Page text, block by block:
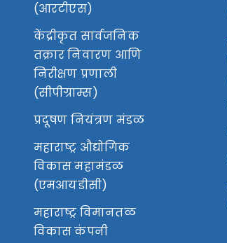
(आरटीएस)
केंद्रीकृत सार्वजनिक
तक्रार निवारण आणि
निरीक्षण प्रणाली
(सीपीग्राम्स)
प्रदूषण नियंत्रण मंडळ
महाराष्ट्र औद्योगिक
विकास महामंडळ
(एमआयडीसी)
महाराष्ट्र विमानतळ
विकास कंपनी